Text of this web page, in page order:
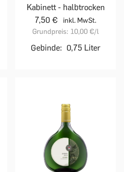
Kabinett - halbtrocken
7,50 €
inkl. MwSt.
Grundpreis: 10,00 €/l
Gebinde: 0,75 Liter